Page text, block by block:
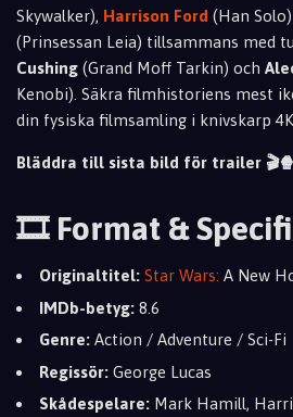
Skywalker), Harrison Ford (Han
(Prinsessan Leia) tillsammans med
Cushing (Grand Moff Tarkin) och
Kenobi). Säkra filmhistoriens mest
din fysiska filmsamling i knivskarp
Bläddra till sista bild för trailer 🎬🍿
🎞️ Format &
Originaltitel: Star Wars: A New
IMDb-betyg: 8.6
Genre: Action / Adventure / Sci-Fi
Regissör: George Lucas
Skådespelare: Mark Hamill,